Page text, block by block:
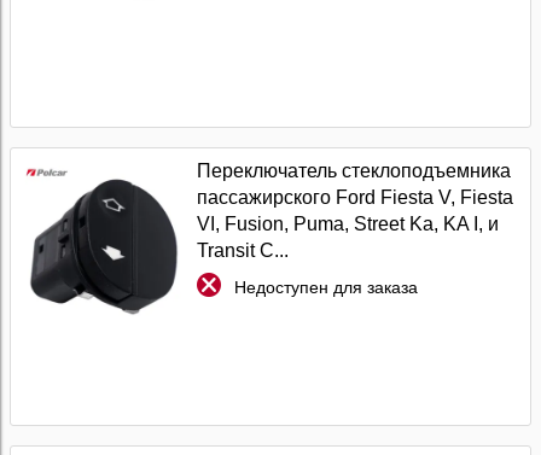
Переключатель стеклоподъемника
пассажирского Ford Fiesta V, Fiesta
VI, Fusion, Puma, Street Ka, KA I, и
Transit C...
Недоступен для заказа